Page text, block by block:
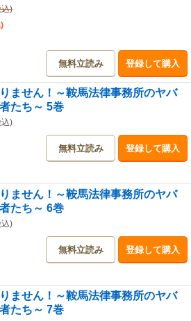
)
無料立読み 登録して購入
ません！～鞍馬法律事務所のヤバ
たち～ 5巻
)
無料立読み 登録して購入
ません！～鞍馬法律事務所のヤバ
たち～ 6巻
)
無料立読み 登録して購入
ません！～鞍馬法律事務所のヤバ
たち～ 7巻